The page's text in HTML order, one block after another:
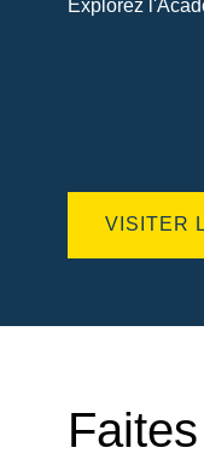
Explorez
VISITER